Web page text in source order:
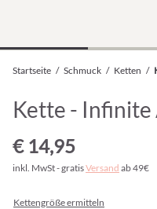
Startseite / Schmuck / Ketten /
Kette -
€ 14,95
inkl. MwSt - gratisVersand ab 49€
Kettengröße ermitteln